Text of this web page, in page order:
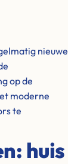
nieuwe
op de
moderne
te
huis